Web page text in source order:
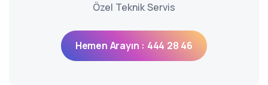
Özel Teknik Servis
Hemen Arayın : 444 28 46